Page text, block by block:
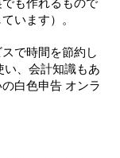
います）。
で時間を節約し
い、会計知識もあ
白色申告 オンラ